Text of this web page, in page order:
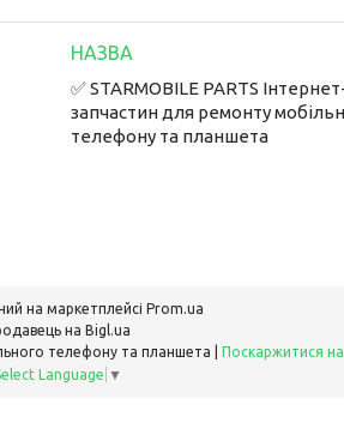
✅ STARMOBILE PARTS
запчастин для ремонту
телефону та планшета
на маркетплейсі Prom.ua
на Bigl.ua
Поскаржитися
Language ▼